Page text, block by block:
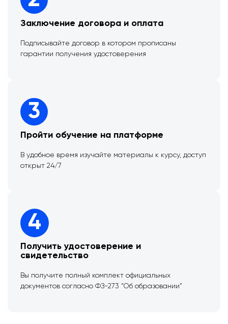
Заключение договора и оплата
Подписывайте договор в котором прописаны
гарантии получения удостоверения
3
Пройти обучение на платформе
В удобное время изучайте материалы к курсу, доступ
открыт 24/7
4
Получить удостоверение и
свидетельство
Вы получите полный комплект официальных
документов согласно ФЗ-273 “Об образовании”